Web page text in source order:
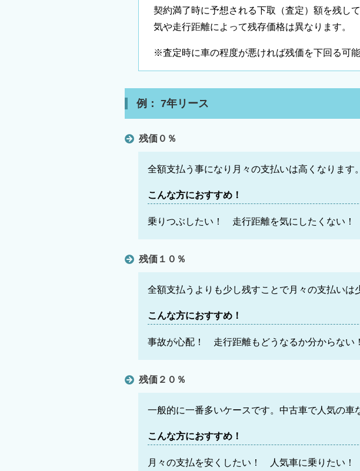
契約満了時に予想される下取（査定）額を残し
気や走行距離によって残存価格は異なります。
※査定時に車の程度が悪ければ残価を下回る可能
例： 7年リース
残価０％
全額支払う事になり月々の支払いは高くなります
こんな方におすすめ！
乗りつぶしたい！ 走行距離を気にしたくない！
残価１０％
全額支払うよりも少し残すことで月々の支払いは
こんな方におすすめ！
事故が心配！ 走行距離もどうなるか分からない！
残価２０％
一般的に一番多いケースです。中古車で人気の車
こんな方におすすめ！
月々の支払を安くしたい！ 人気車に乗りたい！